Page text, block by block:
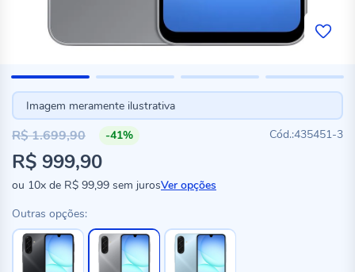
Imagem meramente ilustrativa
-41%
435451-3
Preço
especial
R$ 999,90
R$ 1.699,90
ou 10x de R$ 99,99 sem jurosVer opções
Outras opções: